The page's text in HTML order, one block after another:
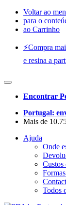
Voltar ao
para o
ao Carrinho
⚡️Compra
e resina a
Encontrar
Portugal:
Mais de
Ajuda
Onde
Custos
Todos